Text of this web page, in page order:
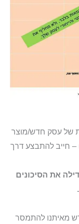
של עסק חדש/מוצר
– חייב להתבצע דרך
את הסיכונים
מאיתנו להתמסר